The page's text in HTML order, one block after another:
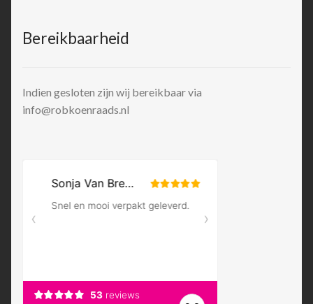
Bereikbaarheid
Indien gesloten zijn wij bereikbaar via
info@robkoenraads.nl